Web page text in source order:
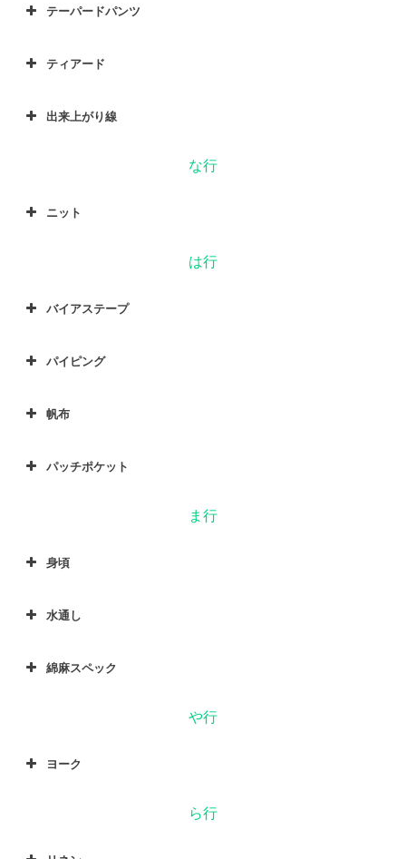
テーパードパンツ
ティアード
出来上がり線
な行
ニット
は行
バイアステープ
パイピング
帆布
パッチポケット
ま行
身頃
水通し
綿麻スペック
や行
ヨーク
ら行